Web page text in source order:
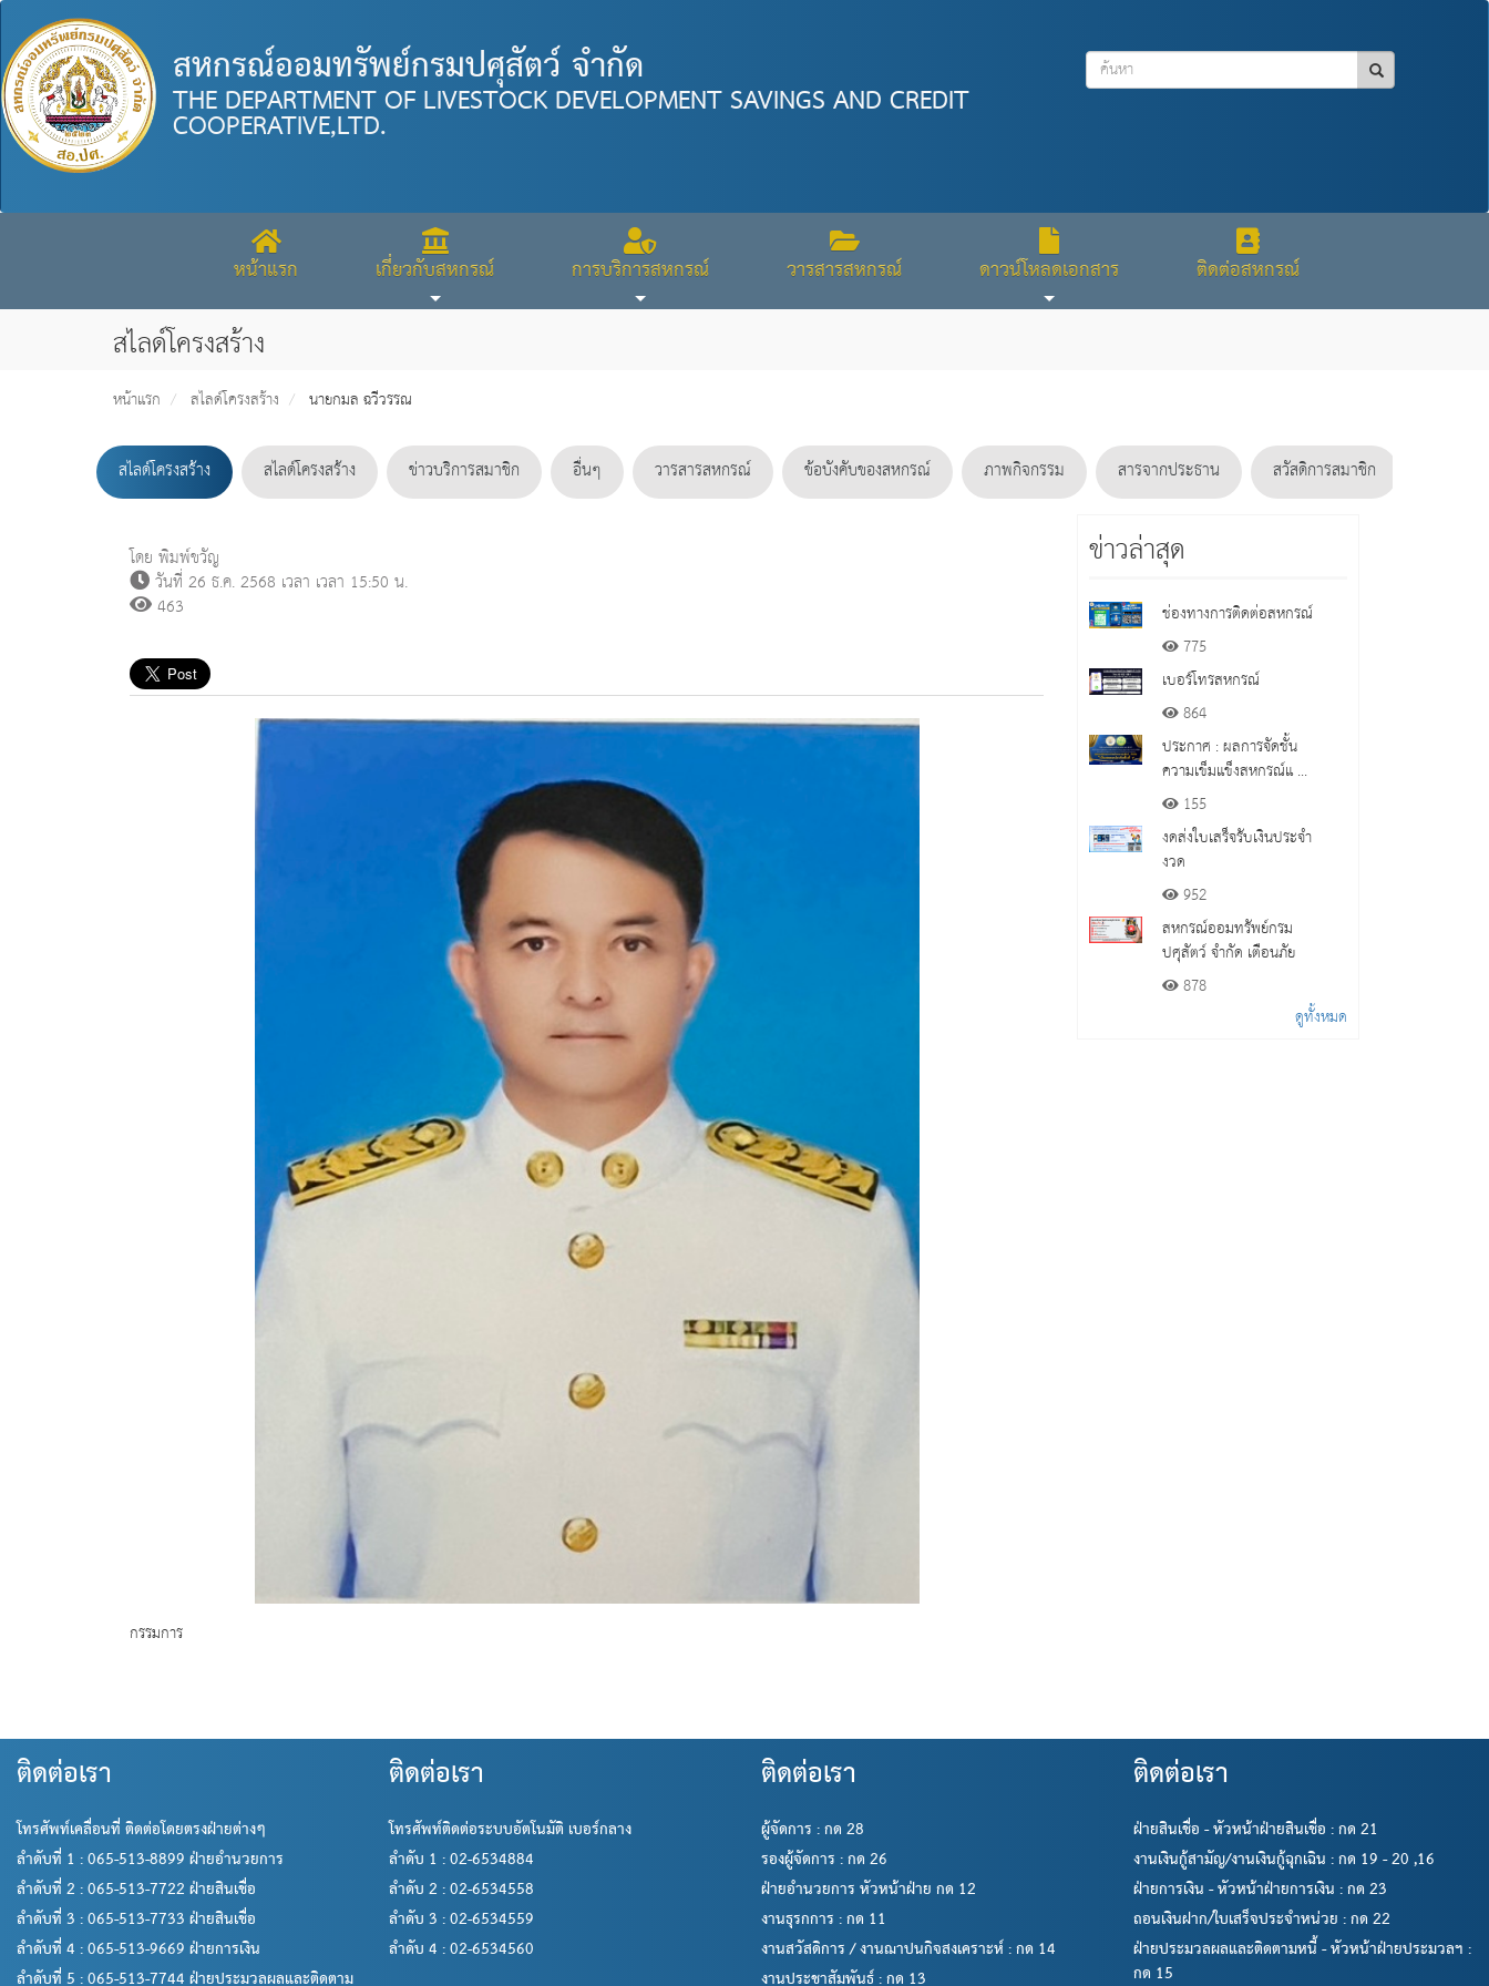
สหกรณ์ออมทรัพย์กรมปศุสัตว์ จำกัด
THE DEPARTMENT OF LIVESTOCK DEVELOPMENT SAVINGS AND CREDIT
COOPERATIVE,LTD.
หน้าแรก เกี่ยวกับสหกรณ์ การบริการสหกรณ์ วารสารสหกรณ์ ดาวน์โหลดเอกสาร ติดต่อสหกรณ์
สไลด์โครงสร้าง
หน้าแรก สไลด์โครงสร้าง นายกมล ฉวีวรรณ
สไลด์โครงสร้าง สไลด์โครงสร้าง ข่าวบริการสมาชิก อื่นๆ วารสารสหกรณ์ ข้อบังคับของสหกรณ์ ภาพกิจกรรม สารจากประธาน สวัสดิการสมาชิก
โดย พิมพ์ขวัญ
วันที่ 26 ธ.ค. 2568 เวลา เวลา 15:50 น.
463
กรรมการ
ข่าวล่าสุด
ช่องทางการติดต่อสหกรณ์
775
เบอร์โทรสหกรณ์
864
ประกาศ : ผลการจัดชั้น
ความเข็มแข็งสหกรณ์แ ...
155
งดส่งใบเสร็จรับเงินประจำ
งวด
952
สหกรณ์ออมทรัพย์กรม
ปศุสัตว์ จำกัด เตือนภัย
878
ดูทั้งหมด
ติดต่อเรา
โทรศัพท์เคลื่อนที่ ติดต่อโดยตรงฝ่ายต่างๆ
ลำดับที่ 1 : 065-513-8899 ฝ่ายอำนวยการ
ลำดับที่ 2 : 065-513-7722 ฝ่ายสินเชื่อ
ลำดับที่ 3 : 065-513-7733 ฝ่ายสินเชื่อ
ลำดับที่ 4 : 065-513-9669 ฝ่ายการเงิน
ลำดับที่ 5 : 065-513-7744 ฝ่ายประมวลผลและติดตาม
ติดต่อเรา
โทรศัพท์ติดต่อระบบอัตโนมัติ เบอร์กลาง
ลำดับ 1 : 02-6534884
ลำดับ 2 : 02-6534558
ลำดับ 3 : 02-6534559
ลำดับ 4 : 02-6534560
ติดต่อเรา
ผู้จัดการ : กด 28
รองผู้จัดการ : กด 26
ฝ่ายอำนวยการ หัวหน้าฝ่าย กด 12
งานธุรกการ : กด 11
งานสวัสดิการ / งานฌาปนกิจสงเคราะห์ : กด 14
งานประชาสัมพันธ์ : กด 13
ติดต่อเรา
ฝ่ายสินเชื่อ - หัวหน้าฝ่ายสินเชื่อ : กด 21
งานเงินกู้สามัญ/งานเงินกู้ฉุกเฉิน : กด 19 - 20 ,16
ฝ่ายการเงิน - หัวหน้าฝ่ายการเงิน : กด 23
ถอนเงินฝาก/ใบเสร็จประจำหน่วย : กด 22
ฝ่ายประมวลผลและติดตามหนี้ - หัวหน้าฝ่ายประมวลฯ :
กด 15